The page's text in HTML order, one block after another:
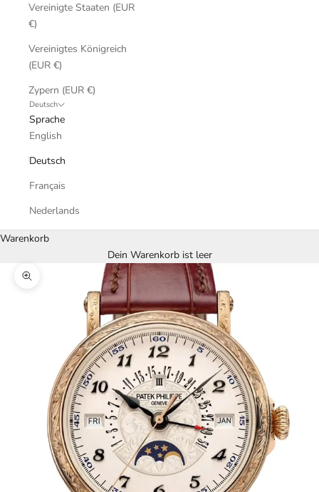
Vereinigte Staaten (EUR
€)
Vereinigtes Königreich
(EUR €)
Zypern (EUR €)
Deutsch
Sprache
English
Deutsch
Français
Nederlands
Warenkorb
Dein Warenkorb ist leer
Bild vergrößern